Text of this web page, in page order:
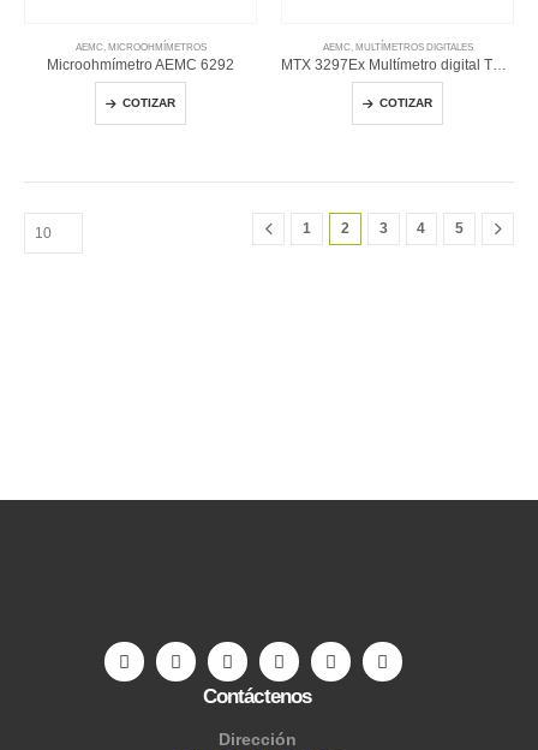
AEMC, MICROOHMÍMETROS
Microohmímetro AEMC 6292
COTIZAR
AEMC, MULTÍMETROS DIGITALES
COTIZAR
1 2 3 4 5
Contáctenos
Dirección